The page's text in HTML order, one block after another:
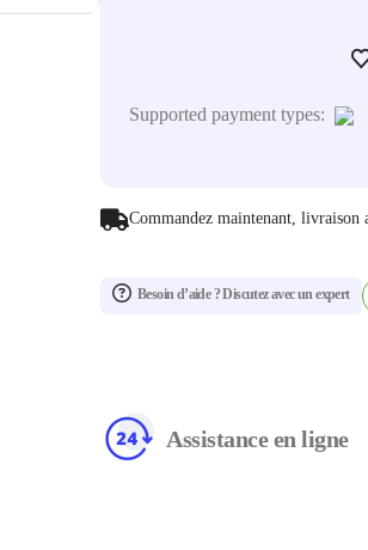
Supported payment types:
Commandez maintenant, livraison
Besoin d’aide ? Discutez avec un expert
Assistance en ligne